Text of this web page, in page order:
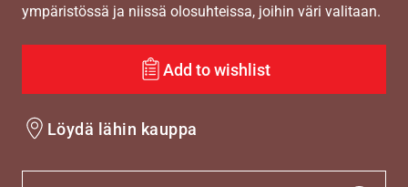
ympäristössä ja niissä olosuhteissa, joihin väri valitaan.
Add to wishlist
Löydä lähin kauppa